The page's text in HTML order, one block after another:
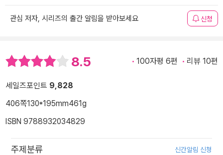
관심 저자, 시리즈의 출간 알림을 받아보세요 신청
8.5 100자평 6편 리뷰 10편
세일즈포인트 9,828
406쪽130*195mm461g
ISBN 9788932034829
주제분류 신간알림 신청